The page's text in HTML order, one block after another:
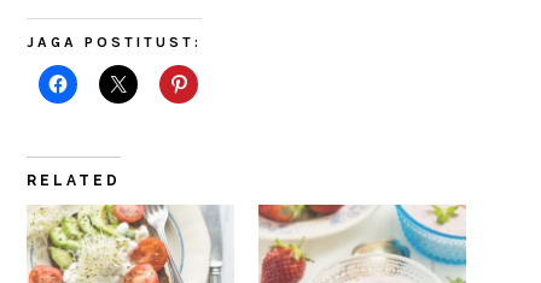
JAGA POSTITUST:
RELATED